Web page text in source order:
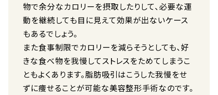
物で余分なカロリーを摂取したりして、必要な運
動を継続しても目に見えて効果が出ないケース
もあるでしょう。
また食事制限でカロリーを減らそうとしても、好
きな食べ物を我慢してストレスをためてしまうこ
ともよくあります。脂肪吸引はこうした我慢をせ
ずに痩せることが可能な美容整形手術なのです。